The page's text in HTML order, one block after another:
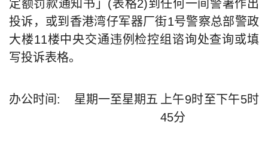
定额罚款通知书」(表格2)到任何一间警署作出
投诉，或到香港湾仔军器厂街1号警察总部警政
大楼11楼中央交通违例检控组谘询处查询或填
写投诉表格。
办公时间: 星期一至星期五
上午9时至下午5时
45分